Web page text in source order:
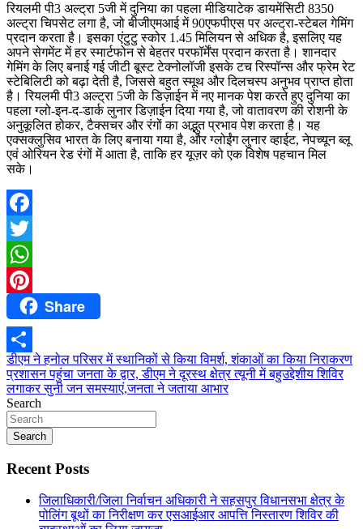
रियलमी पी3 अल्ट्रा 5जी में दुनिया का पहला मीडियाटेक डायमेंसिटी 8350
अल्ट्रा चिपसेट लगा है, जो बीजीएमआई में 90एफपीएस पर अल्ट्रा-स्टेबल गेमिंग
प्रदान करता है। इसका एंटुटु स्कोर 1.45 मिलियन से अधिक है, इसलिए यह
अपने सेगमेंट में हर स्मार्टफोन से बेहतर परफॉर्मेंस प्रदान करता है। शानदार
गेमिंग के लिए बनाई गई जीटी बूस्ट टेक्नोलॉजी इसके टच रिस्पॉन्स और फ्रेम रेट
स्टेबिलिटी को बढ़ा देती है, जिससे बहुत स्मूथ और दिलचस्प अनुभव प्राप्त होता
है। रियलमी पी3 अल्ट्रा 5जी के डिज़ाईन में नए मानक पेश करते हुए दुनिया का
पहला ग्लो-इन-द-डार्क लुनार डिज़ाईन दिया गया है, जो वातावरण की रोशनी के
अनुकूलित होकर, टैक्सचर और रंगों का अद्भुत प्रभाव पेश करता है। यह
एक्सक्लुसिव भारत के लिए बनाया गया है, और ग्लोईंग लुनार व्हाईट, नेपच्यून ब्लू
एवं ओरियन रेड रंगों में आता है, ताकि हर यूज़र को एक विशेष पहचान मिल
सके।
Facebook
Twitter
WhatsApp
PinterestShare
Share
Post
navigation
डीएम ने हनोल परिसर में स्थानिकों से किया विमर्श, शंकाओं का किया निराकरण
प्रशासन पहुंचा जनता के द्वार, डीएम ने दूरस्थ क्षेत्र त्यूनी में बहुउद्देशीय शिविर
लगाकर सुनी जन समस्याएं,जनता ने जताया आभार
Search
Search
Recent Posts
जिलाधिकारी/जिला निर्वाचन अधिकारी ने सहसपुर विधानसभा क्षेत्र के
पोलिंग बूथों का निरीक्षण कर एसआईआर आपत्ति निस्तारण शिविर की